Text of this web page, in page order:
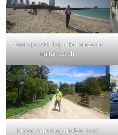
Atrakcje w Dubaju nie należą do
najtańszych.
Praca za nocleg i jedzenie na